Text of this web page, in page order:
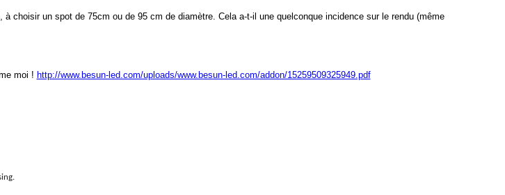
choisir un spot de 75cm ou de 95 cm de diamètre. Cela a-t-il une quelconque incidence sur le rendu (même
moi ! http://www.besun-led.com/uploads/www.besun-led.com/addon/15259509325949.pdf